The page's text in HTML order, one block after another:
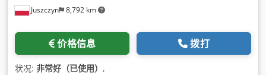
Juszczyn 8,792 km
价格信息 拨打
状况: 非常好（已使用） ,